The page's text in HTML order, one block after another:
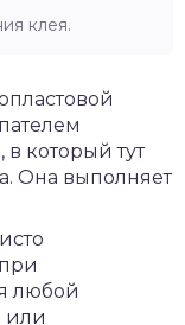
клея.
в который тут
Она выполняет
любой
или